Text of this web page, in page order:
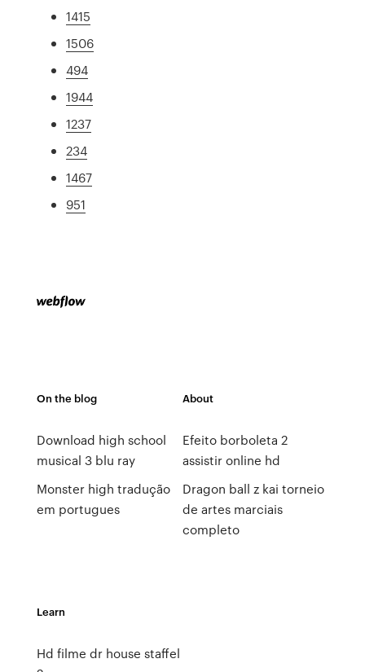
1415
1506
494
1944
1237
234
1467
951
On the blog
Download high school
musical 3 blu ray
Monster high tradução
em portugues
About
Efeito borboleta 2
assistir online hd
Dragon ball z kai torneio
de artes marciais
completo
Learn
Hd filme dr house staffel